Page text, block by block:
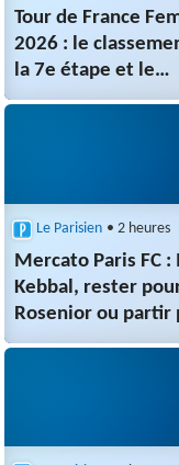
Tour de France
2026 : le
la 7e étape et le
classement
Le Parisien • 2 heures
Mercato Paris FC :
Kebbal, rester
Rosenior ou partir
un nouveau défi ?